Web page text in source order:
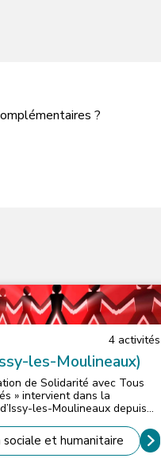
?
4activités
les-Moulineaux)
de Solidarité avec Tous
» intervient dans la
les-Moulineaux depuis
et plus récemment
Souvent en situation
ces familles peuvent à
et humanitaire